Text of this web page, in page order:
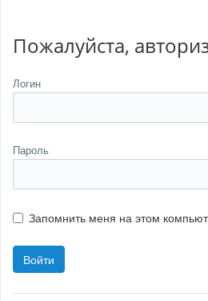
Пожалуйста,
Логин
Пароль
Запомнить меня на этом